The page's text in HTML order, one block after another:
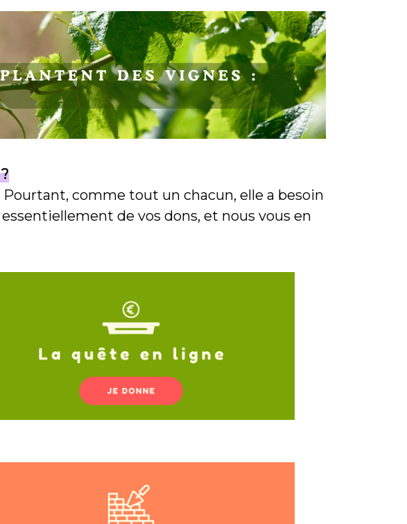
comme tout un chacun, elle a besoin
de vos dons, et nous vous en